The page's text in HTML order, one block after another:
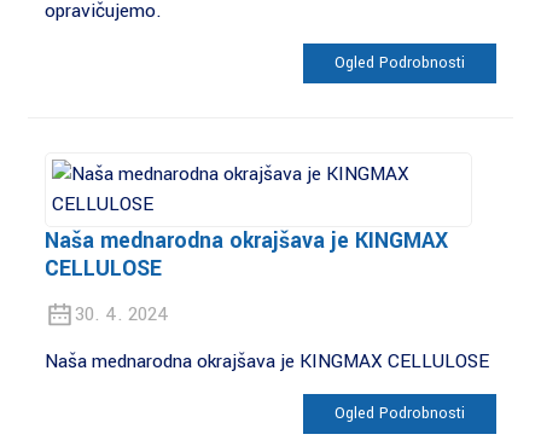
opravičujemo.
Ogled Podrobnosti
Naša mednarodna okrajšava je KINGMAX
CELLULOSE
30. 4. 2024
Naša mednarodna okrajšava je KINGMAX CELLULOSE
Ogled Podrobnosti